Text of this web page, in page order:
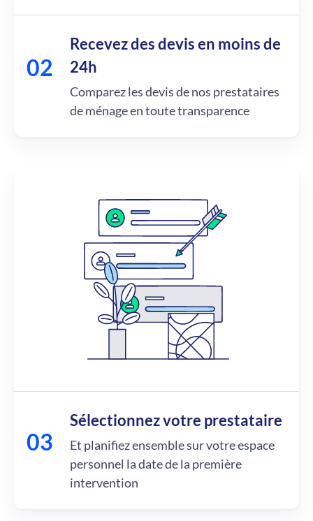
Recevez des devis en moins de
24h
Comparez les devis de nos prestataires
de ménage en toute transparence
Sélectionnez votre prestataire
Et planifiez ensemble sur votre espace
personnel la date de la première
intervention